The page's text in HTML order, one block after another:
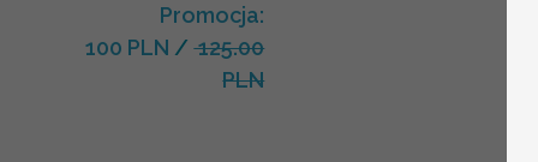
Promocja:
100 PLN /125.00
PLN